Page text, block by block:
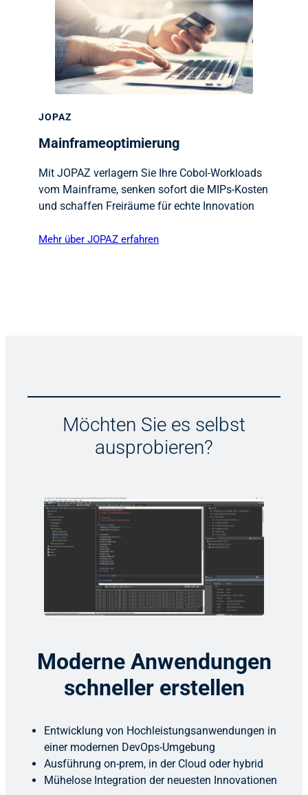
JOPAZ
Mainframeoptimierung
Mit JOPAZ verlagern Sie Ihre Cobol-Workloads
vom Mainframe, senken sofort die MIPs-Kosten
und schaffen Freiräume für echte Innovation
Mehr über JOPAZ erfahren
Möchten Sie es selbst
ausprobieren?
Moderne Anwendungen
schneller erstellen
Entwicklung von Hochleistungsanwendungen in
einer modernen DevOps-Umgebung
Ausführung on-prem, in der Cloud oder hybrid
Mühelose Integration der neuesten Innovationen